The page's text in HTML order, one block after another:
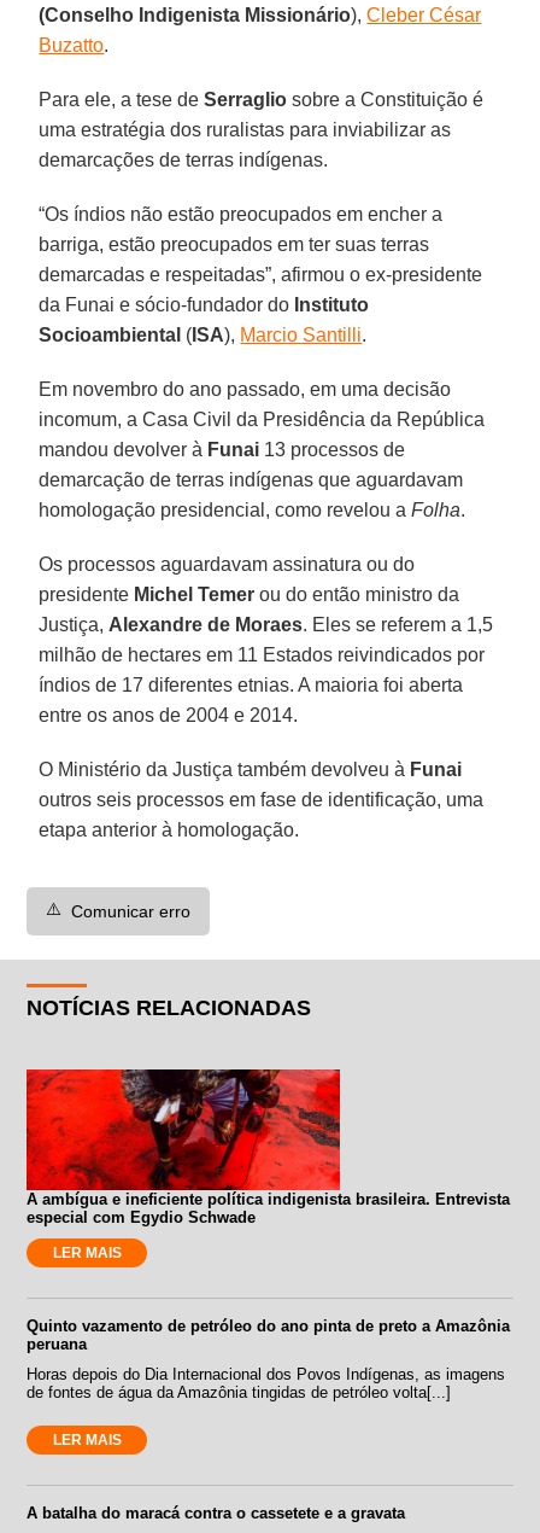
(Conselho Indigenista Missionário),Cleber César
Buzatto.
Para ele, a tese deSerraglio sobre a Constituição é
uma estratégia dos ruralistas para inviabilizar as
demarcações de terras indígenas.
“Os índios não estão preocupados em encher a
barriga, estão preocupados em ter suas terras
demarcadas e respeitadas”, afirmou o ex-presidente
da Funai e sócio-fundador do Instituto
Socioambiental ( ISA), Marcio Santilli.
Em novembro do ano passado, em uma decisão
incomum, a Casa Civil da Presidência da República
mandou devolver à Funai 13 processos de
demarcação de terras indígenas que aguardavam
homologação presidencial, como revelou aFolha.
Os processos aguardavam assinatura ou do
presidente Michel Temer ou do então ministro da
Justiça, Alexandre de Moraes. Eles se referem a 1,5
milhão de hectares em 11 Estados reivindicados por
índios de 17 diferentes etnias. A maioria foi aberta
entre os anos de 2004 e 2014.
O Ministério da Justiça também devolveu à Funai
outros seis processos em fase de identificação, uma
etapa anterior à homologação.
⚠️ Comunicar erro
NOTÍCIAS RELACIONADAS
A ambígua e ineficiente política indigenista brasileira. Entrevista
especial com Egydio Schwade
LER MAIS
Quinto vazamento de petróleo do ano pinta de preto a Amazônia
peruana
Horas depois do Dia Internacional dos Povos Indígenas, as imagens
de fontes de água da Amazônia tingidas de petróleo volta[...]
LER MAIS
A batalha do maracá contra o cassetete e a gravata